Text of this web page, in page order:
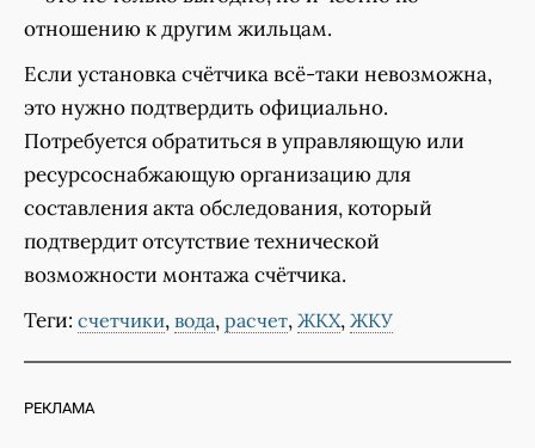
отношению к другим жильцам.
Если установка счётчика всё-таки невозможна,
это нужно подтвердить официально.
Потребуется обратиться в управляющую или
ресурсоснабжающую организацию для
составления акта обследования, который
подтвердит отсутствие технической
возможности монтажа счётчика.
Теги: счетчики, вода, расчет, ЖКХ, ЖКУ
РЕКЛАМА